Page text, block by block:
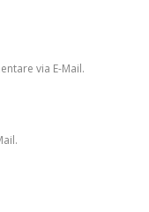
via E-Mail.